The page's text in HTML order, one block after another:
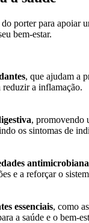
porter para apoiar
bem-estar.
, que ajudam a
reduzir a inflamação.
, promovendo
os sintomas de
e a reforçar o
essenciais, como
a saúde e o bem-